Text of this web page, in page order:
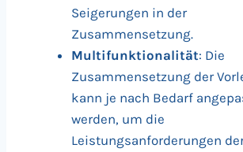
Seigerungen in der
Zusammensetzung.
Multifunktionalität: Die
Zusammensetzung der
kann je nach Bedarf
werden, um die
Leistungsanforderungen